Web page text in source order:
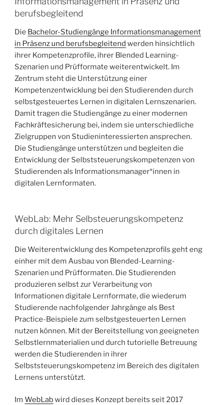
berufsbegleitend
Die Bachelor-Studiengänge Informationsmanagement
in Präsenz und berufsbegleitend werden hinsichtlich
ihrer Kompetenzprofile, ihrer Blended Learning-
Szenarien und Prüfformate weiterentwickelt. Im
Zentrum steht die Unterstützung einer
Kompetenzentwicklung bei den Studierenden durch
selbstgesteuertes Lernen in digitalen Lernszenarien.
Damit tragen die Studiengänge zu einer modernen
Fachkräftesicherung bei, indem sie unterschiedliche
Zielgruppen von Studieninteressierten ansprechen.
Die Studiengänge unterstützen und begleiten die
Entwicklung der Selbststeuerungskompetenzen von
Studierenden als Informationsmanager*innen in
digitalen Lernformaten.
WebLab: Mehr Selbsteuerungskompetenz
durch digitales Lernen
Die Weiterentwicklung des Kompetenzprofils geht eng
einher mit dem Ausbau von Blended-Learning-
Szenarien und Prüfformaten. Die Studierenden
produzieren selbst zur Verarbeitung von
Informationen digitale Lernformate, die wiederum
Studierende nachfolgender Jahrgänge als Best
Practice-Beispiele zum selbstgesteuerten Lernen
nutzen können. Mit der Bereitstellung von geeigneten
Selbstlernmaterialien und durch tutorielle Betreuung
werden die Studierenden in ihrer
Selbststeuerungskompetenz im Bereich des digitalen
Lernens unterstützt.
Im WebLabwird dieses Konzept bereits seit 2017